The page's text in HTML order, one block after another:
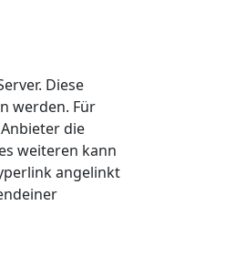
Diese
werden. Für
die
weiteren kann
angelinkt